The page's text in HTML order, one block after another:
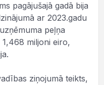
pagājušajā gadā bija
ar 2023.gadu
peļņa
miljoni eiro,
ziņojumā teikts,